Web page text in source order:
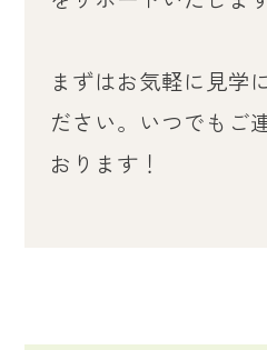
まずはお気軽に見学
ださい。いつでもご
おります！